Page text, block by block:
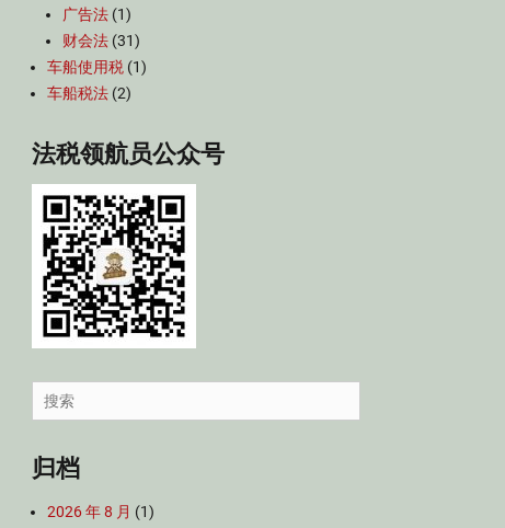
广告法 (1)
财会法 (31)
车船使用税 (1)
车船税法 (2)
法税领航员公众号
Search
for:
归档
2026 年 8 月 (1)